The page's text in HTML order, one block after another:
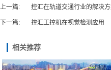
上一篇: 控汇在轨道交通行业的解决
下一篇: 控汇工控机在视觉检测应用
相关推荐